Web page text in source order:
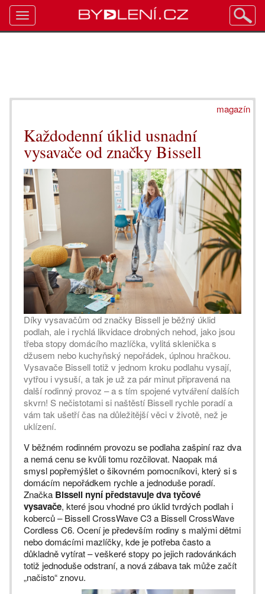
magazín
Každodenní úklid usnadní
vysavače od značky Bissell
Díky vysavačům od značky Bissell je běžný úklid
podlah, ale i rychlá likvidace drobných nehod, jako jsou
třeba stopy domácího mazlíčka, vylitá sklenička s
džusem nebo kuchyňský nepořádek, úplnou hračkou.
Vysavače Bissell totiž v jednom kroku podlahu vysají,
vytřou i vysuší, a tak je už za pár minut připravená na
další rodinný provoz – a s tím spojené vytváření dalších
skvrn! S nečistotami si naštěstí Bissell rychle poradí a
vám tak ušetří čas na důležitější věci v životě, než je
uklízení.
V běžném rodinném provozu se podlaha zašpiní raz dva
a nemá cenu se kvůli tomu rozčilovat. Naopak má
smysl popřemýšlet o šikovném pomocníkovi, který si s
domácím nepořádkem rychle a jednoduše poradí.
Značka Bissell nyní představuje dva tyčové
vysavače, které jsou vhodné pro úklid tvrdých podlah i
koberců – Bissell CrossWave C3 a Bissell CrossWave
Cordless C6. Ocení je především rodiny s malými dětmi
nebo domácími mazlíčky, kde je potřeba často a
důkladně vytírat – veškeré stopy po jejich radovánkách
totiž jednoduše odstraní, a nová zábava tak může začít
„načisto“ znovu.
Toggle
navigation